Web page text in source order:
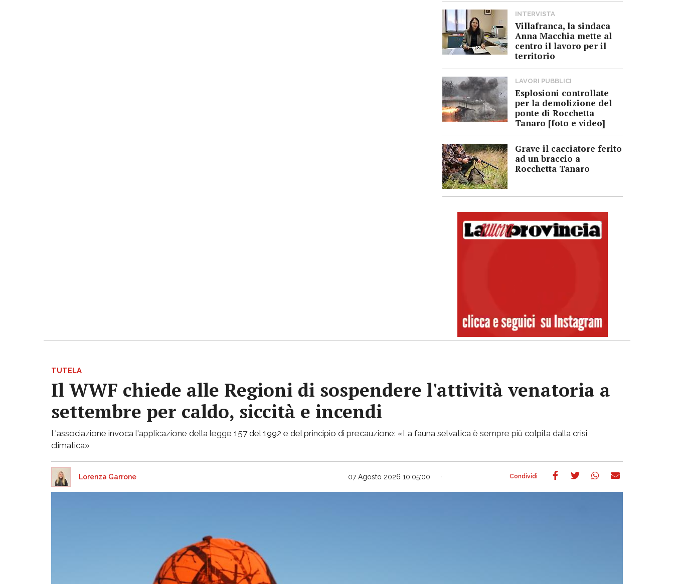
INTERVISTA
Villafranca, la sindaca
Anna Macchia mette al
centro il lavoro per il
territorio
LAVORI PUBBLICI
Esplosioni controllate
per la demolizione del
ponte di Rocchetta
Tanaro [foto e video]
Grave il cacciatore ferito
ad un braccio a
Rocchetta Tanaro
TUTELA
Il WWF chiede alle Regioni di sospendere l'attività venatoria a
settembre per caldo, siccità e incendi
L'associazione invoca l'applicazione della legge 157 del 1992 e del principio di precauzione: «La fauna selvatica è sempre più colpita dalla crisi
climatica»
Lorenza Garrone 07 Agosto 2026 10:05:00